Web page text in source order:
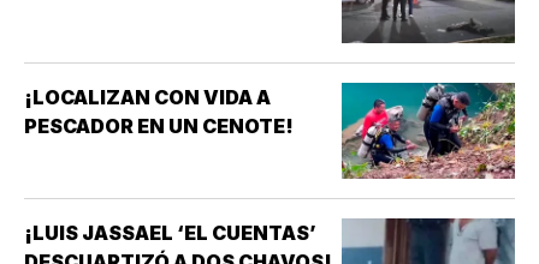
¡LOCALIZAN CON VIDA A
PESCADOR EN UN CENOTE!
¡LUIS JASSAEL ‘EL CUENTAS’